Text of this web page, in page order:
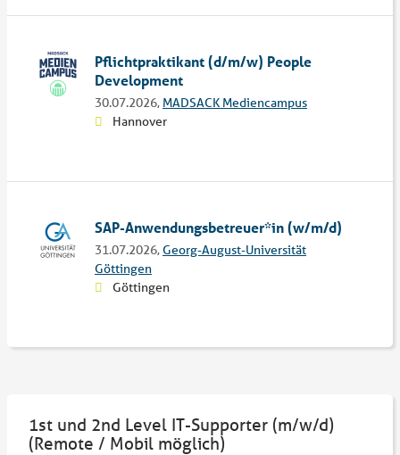
Pflichtpraktikant (d/m/w) People
Development
30.07.2026, MADSACK Mediencampus
Hannover
SAP-Anwendungsbetreuer*in (w/m/d)
31.07.2026,Georg-August-Universität
Göttingen
Göttingen
1st und 2nd Level IT-Supporter (m/w/d)
(Remote / Mobil möglich)